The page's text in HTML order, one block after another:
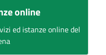
online
ed istanze online del